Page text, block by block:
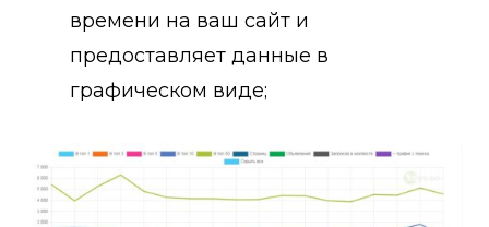
времени на ваш сайт и
предоставляет данные в
графическом виде;